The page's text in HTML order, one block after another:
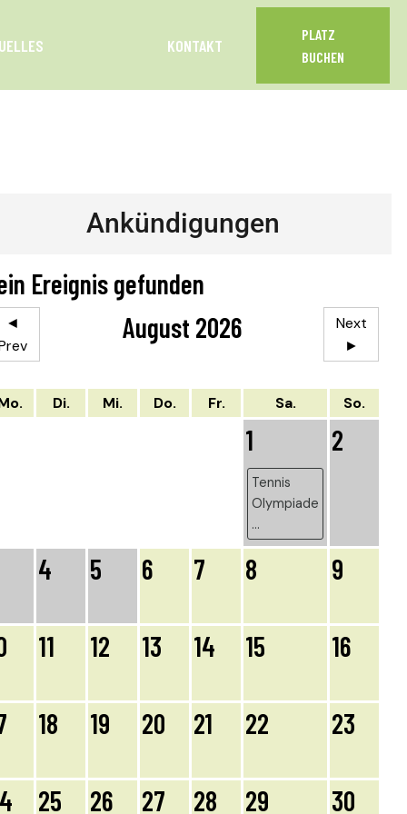
KONTAKT
PLATZ
BUCHEN
Ankündigungen
Ereignis gefunden
◄
August 2026
Next
►
Di. Mi. Do. Fr. Sa. So.
1
Tennis
Olympiade
...
2
4 5 6 7 8 9
11 12 13 14 15 16
18 19 20 21 22 23
25 26 27 28 29 30